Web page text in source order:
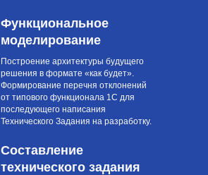
Функциональное
моделирование
Построение архитектуры будущего
решения в формате «как будет».
Формирование перечня отклонений
от типового функционала 1С для
последующего написания
Технического Задания на разработку.
Составление
технического задания